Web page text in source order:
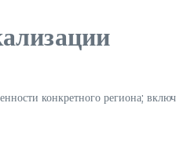
конкретного региона;